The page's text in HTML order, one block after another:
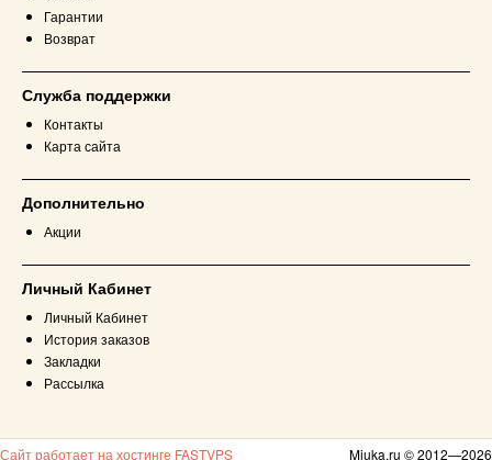
Гарантии
Возврат
Служба поддержки
Контакты
Карта сайта
Дополнительно
Акции
Личный Кабинет
Личный Кабинет
История заказов
Закладки
Рассылка
Сайт работает на хостинге FASTVPS Miuka.ru © 2012—2026